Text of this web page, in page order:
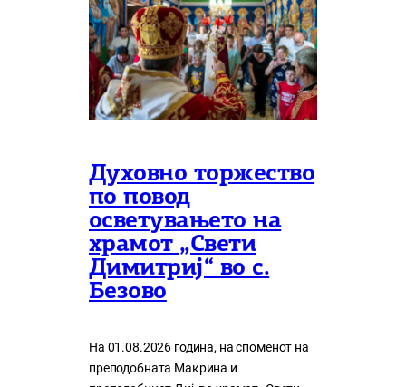
Духовно торжество
по повод
осветувањето на
храмот „Свети
Димитриј“ во с.
Безово
На 01.08.2026 година, на споменот на
преподобната Макрина и